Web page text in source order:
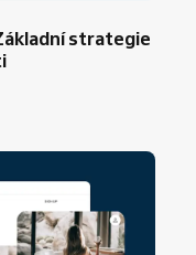
strategie